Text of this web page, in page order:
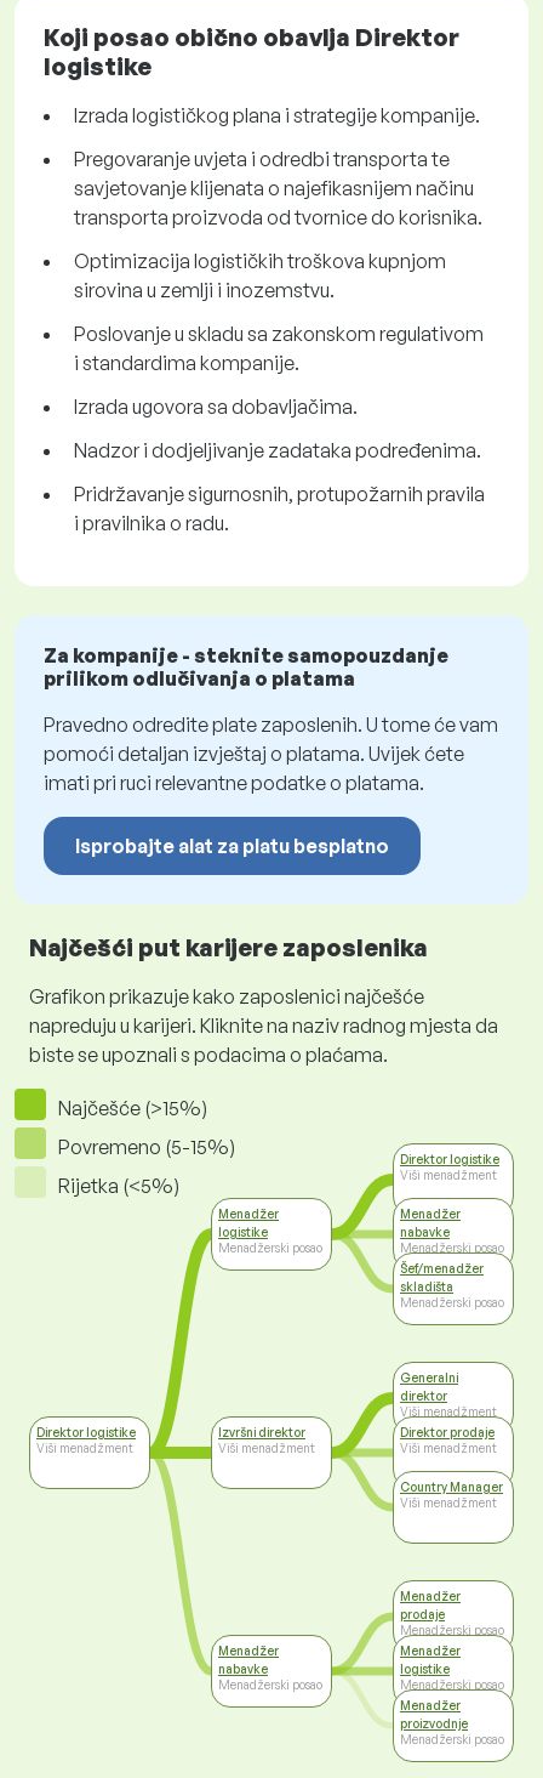
Koji posao obično obavlja Direktor
logistike
Izrada logističkog plana i strategije kompanije.
Pregovaranje uvjeta i odredbi transporta te
savjetovanje klijenata o najefikasnijem načinu
transporta proizvoda od tvornice do korisnika.
Optimizacija logističkih troškova kupnjom
sirovina u zemlji i inozemstvu.
Poslovanje u skladu sa zakonskom regulativom
i standardima kompanije.
Izrada ugovora sa dobavljačima.
Nadzor i dodjeljivanje zadataka podređenima.
Pridržavanje sigurnosnih, protupožarnih pravila
i pravilnika o radu.
Za kompanije - steknite samopouzdanje
prilikom odlučivanja o platama
Pravedno odredite plate zaposlenih. U tome će vam
pomoći detaljan izvještaj o platama. Uvijek ćete
imati pri ruci relevantne podatke o platama.
Isprobajte alat za platu besplatno
Najčešći put karijere zaposlenika
Grafikon prikazuje kako zaposlenici najčešće
napreduju u karijeri. Kliknite na naziv radnog mjesta da
biste se upoznali s podacima o plaćama.
Najčešće (>15%)
Povremeno (5-15%)
Rijetka (<5%)
Direktor logistike
Viši menadžment
Menadžer
logistike
Menadžerski posao
Izvršni direktor
Viši menadžment
Menadžer
nabavke
Menadžerski posao
Direktor logistike
Viši menadžment
Menadžer
nabavke
Menadžerski posao
Šef/menadžer
skladišta
Menadžerski posao
Generalni
direktor
Viši menadžment
Direktor prodaje
Viši menadžment
Country Manager
Viši menadžment
Menadžer
prodaje
Menadžerski posao
Menadžer
logistike
Menadžerski posao
Menadžer
proizvodnje
Menadžerski posao